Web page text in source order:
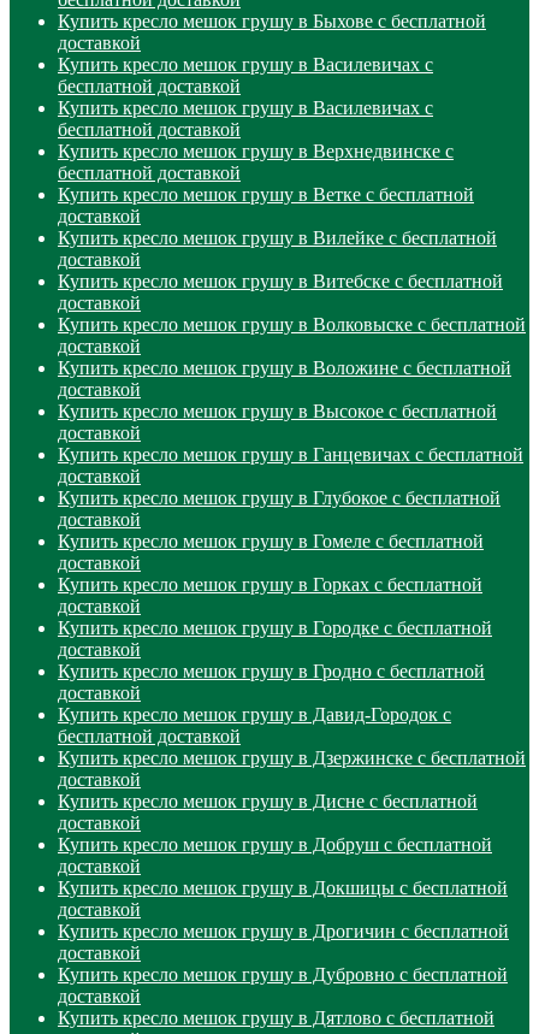
Купить кресло мешок грушу в Быхове с бесплатной
доставкой
Купить кресло мешок грушу в Василевичах с
бесплатной доставкой
Купить кресло мешок грушу в Василевичах с
бесплатной доставкой
Купить кресло мешок грушу в Верхнедвинске с
бесплатной доставкой
Купить кресло мешок грушу в Ветке с бесплатной
доставкой
Купить кресло мешок грушу в Вилейке с бесплатной
доставкой
Купить кресло мешок грушу в Витебске с бесплатной
доставкой
Купить кресло мешок грушу в Волковыске с бесплатной
доставкой
Купить кресло мешок грушу в Воложине с бесплатной
доставкой
Купить кресло мешок грушу в Высокое с бесплатной
доставкой
Купить кресло мешок грушу в Ганцевичах с бесплатной
доставкой
Купить кресло мешок грушу в Глубокое с бесплатной
доставкой
Купить кресло мешок грушу в Гомеле с бесплатной
доставкой
Купить кресло мешок грушу в Горках с бесплатной
доставкой
Купить кресло мешок грушу в Городке с бесплатной
доставкой
Купить кресло мешок грушу в Гродно с бесплатной
доставкой
Купить кресло мешок грушу в Давид-Городок с
бесплатной доставкой
Купить кресло мешок грушу в Дзержинске с бесплатной
доставкой
Купить кресло мешок грушу в Дисне с бесплатной
доставкой
Купить кресло мешок грушу в Добруш с бесплатной
доставкой
Купить кресло мешок грушу в Докшицы с бесплатной
доставкой
Купить кресло мешок грушу в Дрогичин с бесплатной
доставкой
Купить кресло мешок грушу в Дубровно с бесплатной
доставкой
Купить кресло мешок грушу в Дятлово с бесплатной